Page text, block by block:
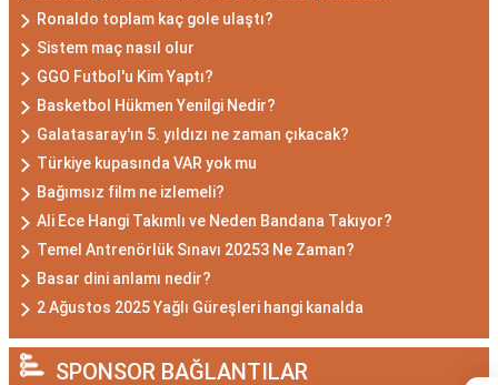
Ronaldo toplam kaç gole ulaştı?
Sistem maç nasıl olur
GGO Futbol'u Kim Yaptı?
Basketbol Hükmen Yenilgi Nedir?
Galatasaray'ın 5. yıldızı ne zaman çıkacak?
Türkiye kupasında VAR yok mu
Bağımsız film ne izlemeli?
Ali Ece Hangi Takımlı ve Neden Bandana Takıyor?
Temel Antrenörlük Sınavı 20253 Ne Zaman?
Basar dini anlamı nedir?
2 Ağustos 2025 Yağlı Güreşleri hangi kanalda
SPONSOR BAĞLANTILAR